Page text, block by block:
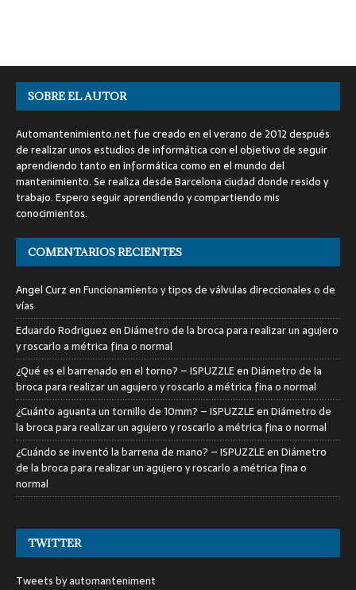
SOBRE EL AUTOR
Automantenimiento.net fue creado en el verano de 2012 después
de realizar unos estudios de informática con el objetivo de seguir
aprendiendo tanto en informática como en el mundo del
mantenimiento. Se realiza desde Barcelona ciudad donde resido y
trabajo. Espero seguir aprendiendo y compartiendo mis
conocimientos.
COMENTARIOS RECIENTES
Angel CurzenFuncionamiento y tipos de válvulas direccionales o de
vías
Eduardo RodriguezenDiámetro de la broca para realizar un agujero
y roscarlo a métrica fina o normal
¿Qué es el barrenado en el torno? – ISPUZZLEenDiámetro de la
broca para realizar un agujero y roscarlo a métrica fina o normal
¿Cuánto aguanta un tornillo de 10mm? – ISPUZZLEenDiámetro de
la broca para realizar un agujero y roscarlo a métrica fina o normal
¿Cuándo se inventó la barrena de mano? – ISPUZZLEenDiámetro
de la broca para realizar un agujero y roscarlo a métrica fina o
normal
TWITTER
Tweets by automanteniment